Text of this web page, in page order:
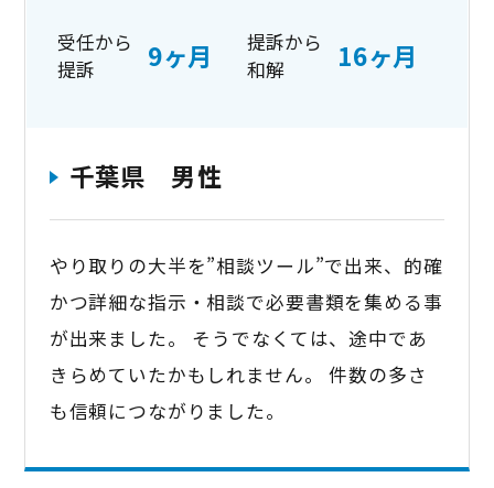
受任から
提訴
9ヶ月
提訴から
和解
16ヶ月
千葉県 男性
やり取りの大半を”相談ツール”で出来、的確
かつ詳細な指示・相談で必要書類を集める事
が出来ました。 そうでなくては、途中であ
きらめていたかもしれません。 件数の多さ
も信頼につながりました。